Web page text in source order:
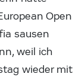
Open
sausen
weil ich
wieder mit